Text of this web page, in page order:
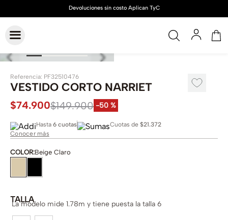
Referencia: PF32510476
VESTIDO CORTO NARRIET
$74.900$149.900 -50 %
Hasta 6 cuotas Cuotas de $21.372
Conocer más
COLOR:Beige Claro
TALLA
La modelo mide 1.78m y tiene puesta la talla 6